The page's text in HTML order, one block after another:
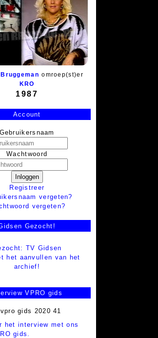
omroep(st)er
KRO
1987
Account
Gebruikersnaam
Wachtwoord
Inloggen
Registreer
vergeten?
vergeten?
Gezocht!
TV Gidsen
het aanvullen van het
archief!
VPRO gids
het interview met ons
gids.